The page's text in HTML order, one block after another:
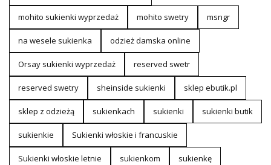
mohito sukienki wyprzedaż mohito swetry msngr
na wesele sukienka odzież damska online
Orsay sukienki wyprzedaż reserved swetr
reserved swetry sheinside sukienki sklep ebutik.pl
sklep z odzieżą sukienkach sukienki sukienki butik
sukienkie Sukienki włoskie i francuskie
Sukienki włoskie letnie sukienkom sukienkę